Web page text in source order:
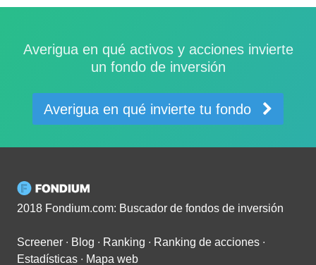
Averigua en qué activos y acciones invierte
un fondo de inversión
Averigua en qué invierte tu fondo
2018 Fondium.com: Buscador de fondos de inversión
Screener ∙ Blog ∙ Ranking ∙ Ranking de acciones ∙
Estadísticas ∙ Mapa web